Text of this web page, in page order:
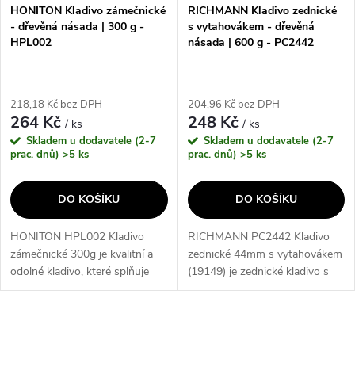
HONITON Kladivo zámečnické
- dřevěná násada | 300 g -
HPL002
218,18 Kč bez DPH
264 Kč/ ks
Skladem u dodavatele (2-7
prac. dnů) >5 ks
DO KOŠÍKU
HONITON HPL002 Kladivo
zámečnické 300g je kvalitní a
odolné kladivo, které splňuje
standardy DIN 3129. Jeho
RICHMANN Kladivo zednické
s vytahovákem - dřevěná
násada | 600 g - PC2442
204,96 Kč bez DPH
248 Kč/ ks
Skladem u dodavatele (2-7
prac. dnů) >5 ks
DO KOŠÍKU
RICHMANN PC2442 Kladivo
zednické 44mm s vytahovákem
(19149) je zednické kladivo s
kónickou dřevěnou násadou a